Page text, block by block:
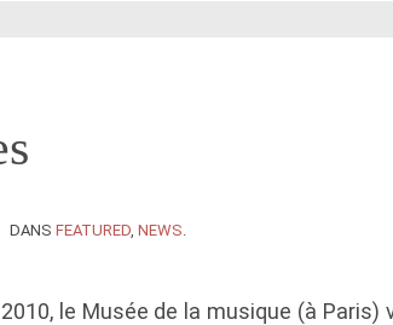
DANS FEATURED NEWS
le Musée de la musique (à Paris)